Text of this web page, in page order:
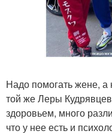
Надо помогать жене,
той же Леры
здоровьем, много
что у нее есть и